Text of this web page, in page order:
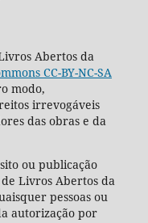
Abertos da
CC-BY-NC-SA
modo,
irrevogáveis
das obras e da
ou publicação
Livros Abertos da
pessoas ou
autorização por